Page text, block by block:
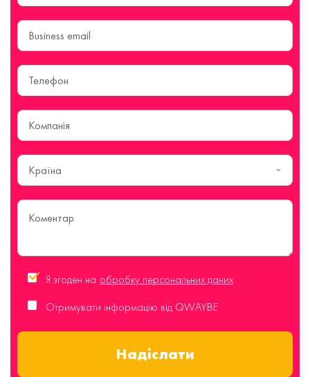
Країна
Я згоден на обробку персональних даних
Отримувати інформацію від QWAYBE
Надіслати